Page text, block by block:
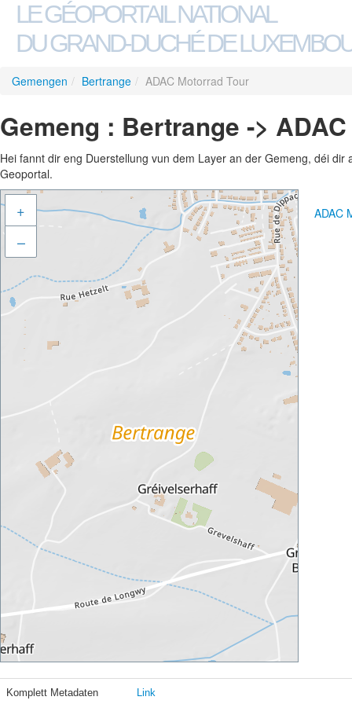
LE GÉOPORTAIL NATIONAL
DU GRAND-DUCHÉ DE
Gemengen / Bertrange / ADAC Motorrad Tour
Gemeng : Bertrange ->
Hei fannt dir eng Duerstellung vun dem Layer an der Gemeng, déi
Geoportal.
+
–
ADAC
Komplett Metadaten Link